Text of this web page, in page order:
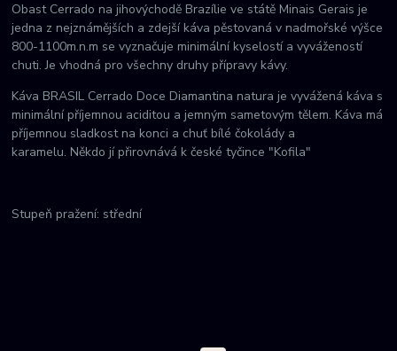
Obast Cerrado na jihovýchodě Brazílie ve státě Minais Gerais je
jedna z nejznámějších a zdejší káva pěstovaná v nadmořské výšce
800-1100m.n.m se vyznačuje minimální kyselostí a vyvážeností
chuti. Je vhodná pro všechny druhy přípravy kávy.
Káva BRASIL Cerrado Doce Diamantina natura je vyvážená káva s
minimální příjemnou aciditou a jemným sametovým tělem. Káva má
příjemnou sladkost na konci a chuť bílé čokolády a
karamelu. Někdo jí přirovnává k české tyčince "Kofila"
Stupeň pražení: střední